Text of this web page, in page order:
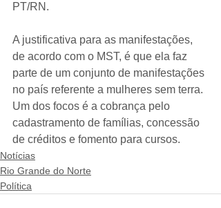
PT/RN.
A justificativa para as manifestações,
de acordo com o MST, é que ela faz
parte de um conjunto de manifestações
no país referente a mulheres sem terra.
Um dos focos é a cobrança pelo
cadastramento de famílias, concessão
de créditos e fomento para cursos.
Notícias
Rio Grande do Norte
Política